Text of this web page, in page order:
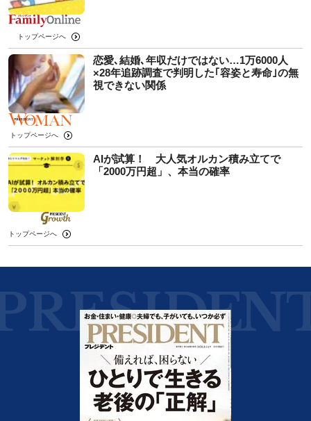
トップページへ
恋愛､結婚､年収だけではない…1万6000人
×28年追跡調査で判明した｢容姿と寿命｣の無
視できない関係
トップページへ
AIが試算！ 大人気オルカン積み立てで
「2000万円超」、本当の確率
トップページへ